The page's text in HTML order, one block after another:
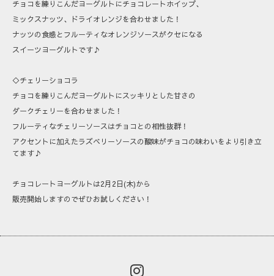
チョコを練りこんだヨーグルトにチョコレートホイップ、
ミックスナッツ、ドライオレンジを合わせました！
ナッツの食感とフルーティなオレンジソースがクセになる
スイーツヨーグルトです♪
◇チェリーショコラ
チョコを練りこんだヨーグルトにスッキリとした甘さの
ダークチェリーを合わせました！
フルーティなチェリーソースはチョコとの相性抜群！
アクセントに加えたラズベリーソースの酸味がチョコの味わいをより引き立
てます♪
チョコレートヨーグルトは2月2日(木)から
販売開始しますのでぜひお試しください！